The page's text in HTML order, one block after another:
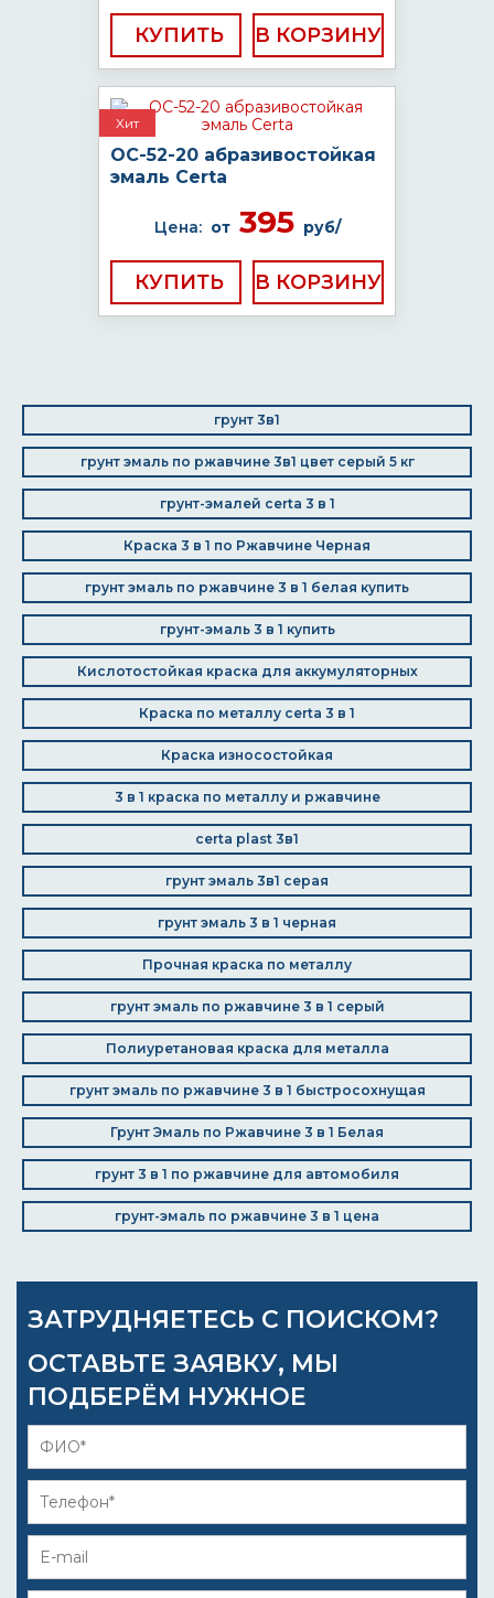
КУПИТЬ
Хит
ОС-52-20 абразивостойкая
эмаль Certa
Цена: от395 руб/
КУПИТЬ
грунт 3в1
грунт эмаль по ржавчине 3в1 цвет серый 5 кг
грунт-эмалей certa 3 в 1
Краска 3 в 1 по Ржавчине Черная
грунт эмаль по ржавчине 3 в 1 белая купить
грунт-эмаль 3 в 1 купить
Кислотостойкая краска для аккумуляторных
Краска по металлу certa 3 в 1
Краска износостойкая
3 в 1 краска по металлу и ржавчине
certa plast 3в1
грунт эмаль 3в1 серая
грунт эмаль 3 в 1 черная
Прочная краска по металлу
грунт эмаль по ржавчине 3 в 1 серый
Полиуретановая краска для металла
грунт эмаль по ржавчине 3 в 1 быстросохнущая
Грунт Эмаль по Ржавчине 3 в 1 Белая
грунт 3 в 1 по ржавчине для автомобиля
грунт-эмаль по ржавчине 3 в 1 цена
ЗАТРУДНЯЕТЕСЬ С ПОИСКОМ?
ОСТАВЬТЕ ЗАЯВКУ, МЫ
ПОДБЕРЁМ НУЖНОЕ